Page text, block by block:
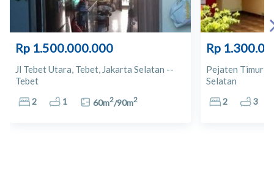
Budhi Husada Apotik
13 SUPERINDO
14
Rp 1.500.000.000
Jl Tebet Utara, Tebet, Jakarta Selatan --
Tebet
2 1 60m2/90m2
Rp
Pejaten Timur
Selatan
2 3